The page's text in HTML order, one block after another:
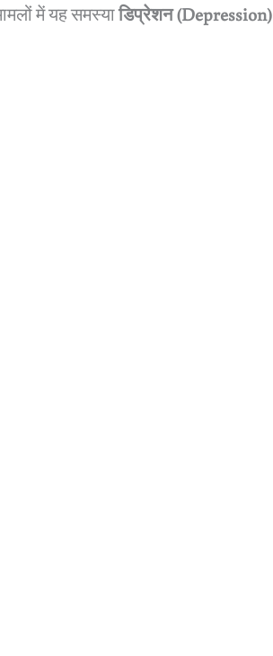
में यह समस्याडिप्रेशन (Depression)